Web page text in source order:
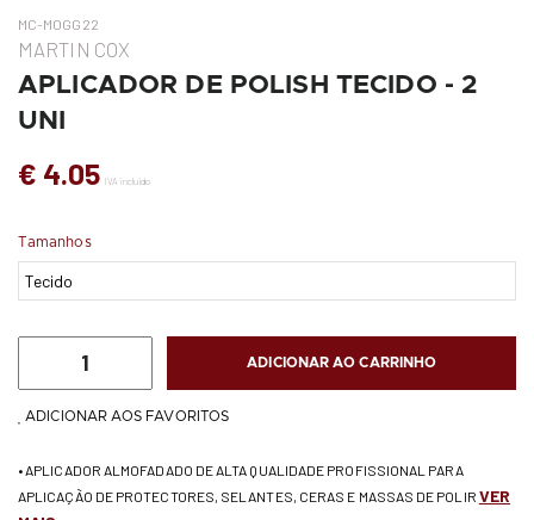
MC-MOGG22
MARTIN COX
APLICADOR DE POLISH TECIDO - 2
UNI
€ 4.05 IVA incluído
Tamanhos
ADICIONAR AO CARRINHO
ADICIONAR AOS FAVORITOS
• APLICADOR ALMOFADADO DE ALTA QUALIDADE PROFISSIONAL PARA
APLICAÇÃO DE PROTECTORES, SELANTES, CERAS E MASSAS DE POLIR VER